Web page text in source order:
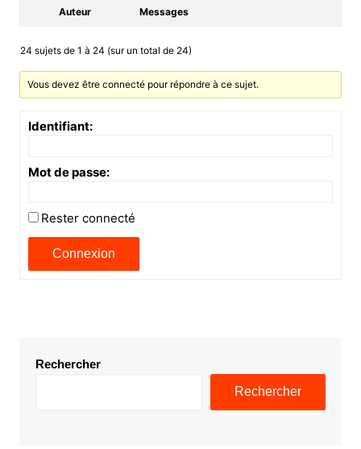
Auteur Messages
24 sujets de 1 à 24 (sur un total de 24)
Vous devez être connecté pour répondre à ce sujet.
Identifiant:
Mot de passe:
Rester connecté
Connexion
Rechercher
Rechercher